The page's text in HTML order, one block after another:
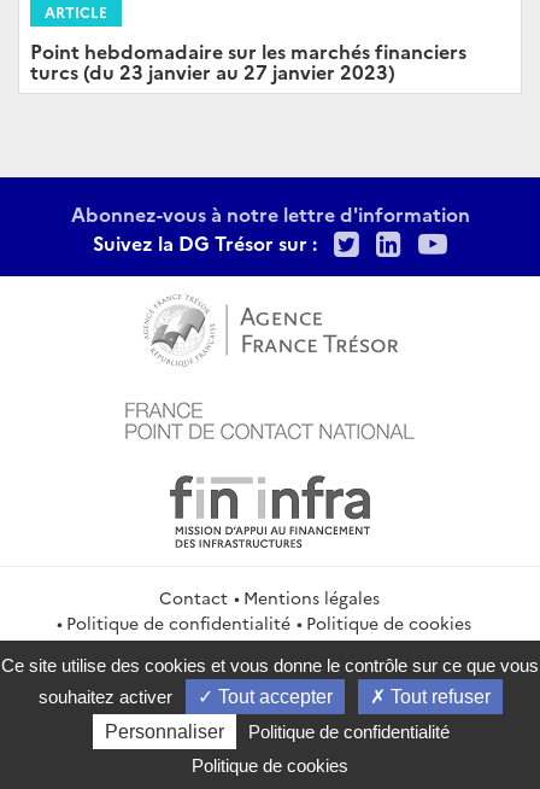
ARTICLE
Point hebdomadaire sur les marchés financiers
turcs (du 23 janvier au 27 janvier 2023)
Abonnez-vous à notre lettre d'information
Suivez la DG Trésor sur :
TwitterLinkedIn
Contact
Mentions légales
Politique de confidentialité
Politique de cookies
Gestion des cookies
Flux RSS
service-public.gouv.fr
legifrance.gouv.fr
info.gouv.fr
data.gouv.fr
2026 Direction générale du Trésor
Ce site utilise des cookies et vous donne le contrôle sur ce que vous
souhaitez activer
Tout accepter
Tout refuser
Personnaliser
Politique de confidentialité
Politique de cookies